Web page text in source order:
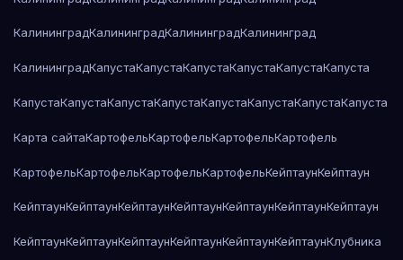
КалининградКалининградКалининградКалининград
КалининградКапустаКапустаКапустаКапустаКапустаКапуста
КапустаКапустаКапустаКапустаКапустаКапустаКапустаКапуста
Карта сайтаКартофельКартофельКартофельКартофель
КартофельКартофельКартофельКартофельКейптаунКейптаун
КейптаунКейптаунКейптаунКейптаунКейптаунКейптаунКейптаун
КейптаунКейптаунКейптаунКейптаунКейптаунКейптаунКлубника